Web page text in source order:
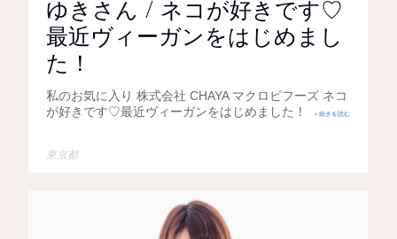
ゆきさん / ネコが好きです♡
最近ヴィーガンをはじめまし
た！
私のお気に入り 株式会社 CHAYA マクロビフーズ ネコ
が好きです♡最近ヴィーガンをはじめました！
＞続きを読む
東京都